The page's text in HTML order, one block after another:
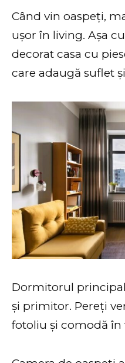
Când vin oaspeți,
ușor în living. Așa
decorat casa cu
care adaugă suflet
Dormitorul
și primitor. Pereți
fotoliu și comodă în